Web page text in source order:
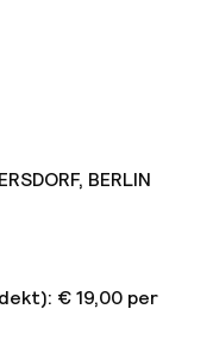
BERLIN
€ 19,00 per